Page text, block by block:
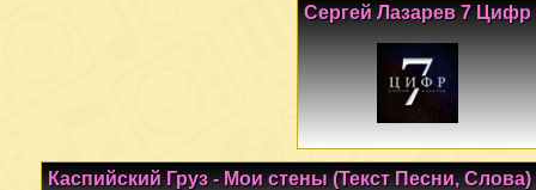
Сергей Лазарев 7 Цифр
Каспийский Груз - Мои стены (Текст Песни, Слова)